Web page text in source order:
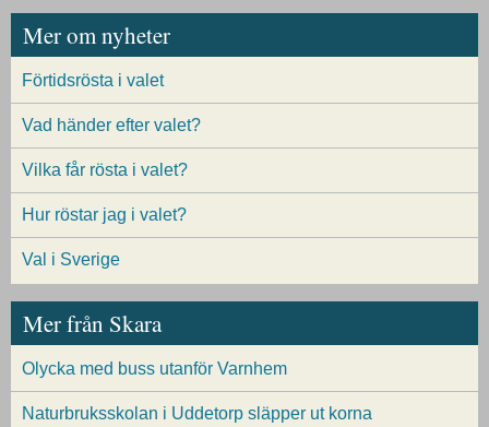
Mer om nyheter
Förtidsrösta i valet
Vad händer efter valet?
Vilka får rösta i valet?
Hur röstar jag i valet?
Val i Sverige
Mer från Skara
Olycka med buss utanför Varnhem
Naturbruksskolan i Uddetorp släpper ut korna